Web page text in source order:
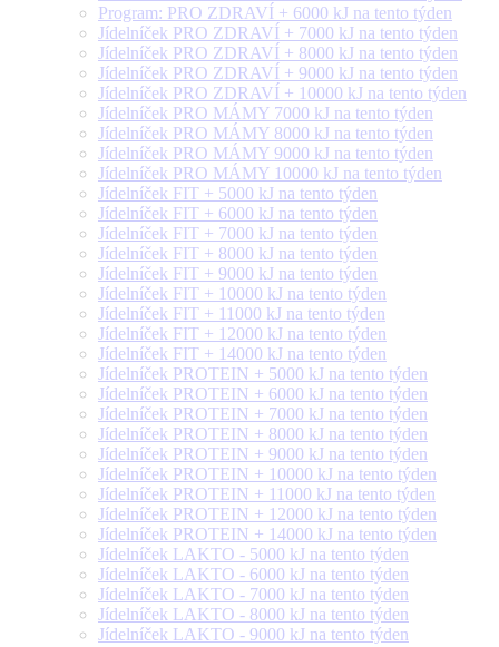
Program: PRO ZDRAVÍ + 6000 kJ na tento týden
Jídelníček PRO ZDRAVÍ + 7000 kJ na tento týden
Jídelníček PRO ZDRAVÍ + 8000 kJ na tento týden
Jídelníček PRO ZDRAVÍ + 9000 kJ na tento týden
Jídelníček PRO ZDRAVÍ + 10000 kJ na tento týden
Jídelníček PRO MÁMY 7000 kJ na tento týden
Jídelníček PRO MÁMY 8000 kJ na tento týden
Jídelníček PRO MÁMY 9000 kJ na tento týden
Jídelníček PRO MÁMY 10000 kJ na tento týden
Jídelníček FIT + 5000 kJ na tento týden
Jídelníček FIT + 6000 kJ na tento týden
Jídelníček FIT + 7000 kJ na tento týden
Jídelníček FIT + 8000 kJ na tento týden
Jídelníček FIT + 9000 kJ na tento týden
Jídelníček FIT + 10000 kJ na tento týden
Jídelníček FIT + 11000 kJ na tento týden
Jídelníček FIT + 12000 kJ na tento týden
Jídelníček FIT + 14000 kJ na tento týden
Jídelníček PROTEIN + 5000 kJ na tento týden
Jídelníček PROTEIN + 6000 kJ na tento týden
Jídelníček PROTEIN + 7000 kJ na tento týden
Jídelníček PROTEIN + 8000 kJ na tento týden
Jídelníček PROTEIN + 9000 kJ na tento týden
Jídelníček PROTEIN + 10000 kJ na tento týden
Jídelníček PROTEIN + 11000 kJ na tento týden
Jídelníček PROTEIN + 12000 kJ na tento týden
Jídelníček PROTEIN + 14000 kJ na tento týden
Jídelníček LAKTO - 5000 kJ na tento týden
Jídelníček LAKTO - 6000 kJ na tento týden
Jídelníček LAKTO - 7000 kJ na tento týden
Jídelníček LAKTO - 8000 kJ na tento týden
Jídelníček LAKTO - 9000 kJ na tento týden